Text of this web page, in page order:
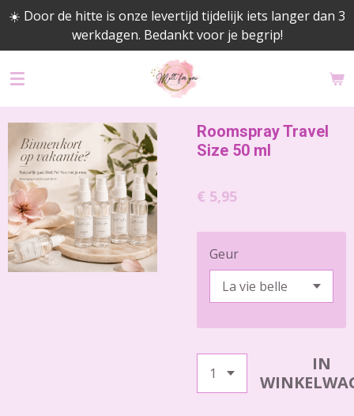
Ga
naar
de
☀️ Door de hitte is onze levertijd tijdelijk iets langer dan 3
werkdagen. Bedankt voor je begrip!
Roomspray Travel
Size 50 ml
€ 5,95
Geur
IN